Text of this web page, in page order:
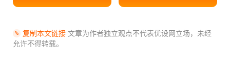
复制本文链接文章为作者独立观点不代表优设网立场， 未经
允许不得转载。